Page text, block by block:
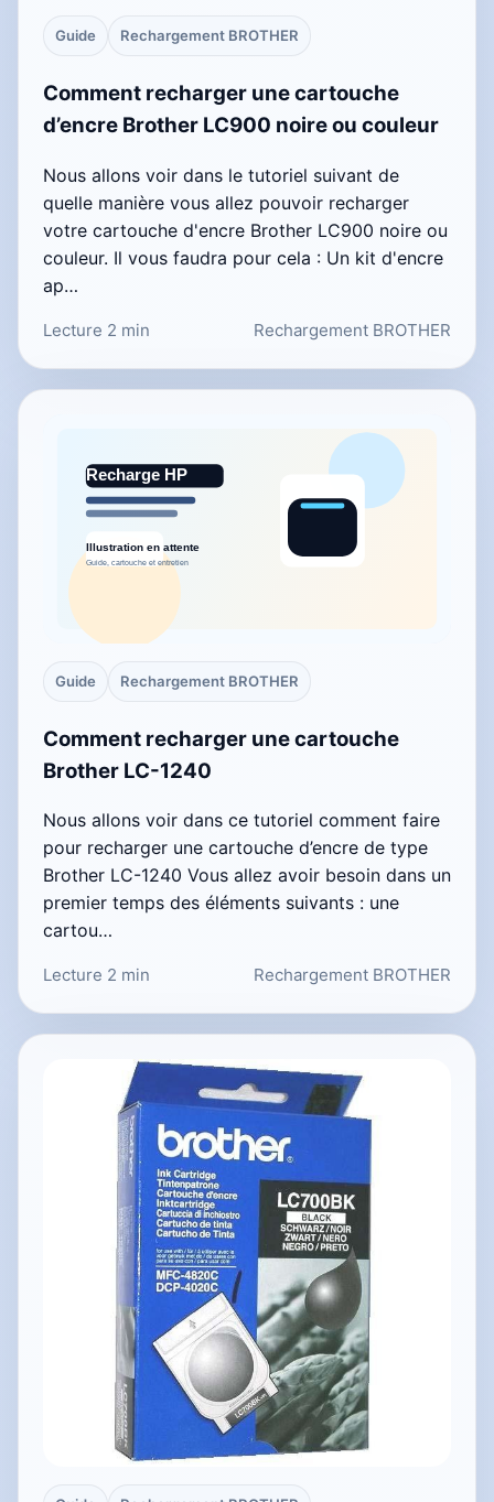
Guide Rechargement BROTHER
Comment recharger une cartouche
d’encre Brother LC900 noire ou couleur
Nous allons voir dans le tutoriel suivant de
quelle manière vous allez pouvoir recharger
votre cartouche d'encre Brother LC900 noire ou
couleur. Il vous faudra pour cela : Un kit d'encre
ap…
Lecture 2 min Rechargement BROTHER
Guide Rechargement BROTHER
Comment recharger une cartouche
Brother LC-1240
Nous allons voir dans ce tutoriel comment faire
pour recharger une cartouche d’encre de type
Brother LC-1240 Vous allez avoir besoin dans un
premier temps des éléments suivants : une
cartou…
Lecture 2 min Rechargement BROTHER